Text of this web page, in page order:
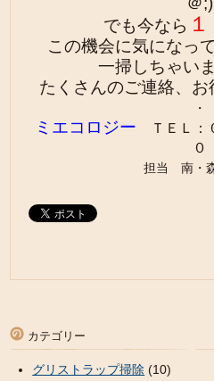
でも今なら
この機会に気になっ
一掃しちゃい
たくさんのご連絡、お
・
ミエコロジー ＴＥＬ：
０
担当 南・
カテゴリー
グリストラップ掃除 (10)